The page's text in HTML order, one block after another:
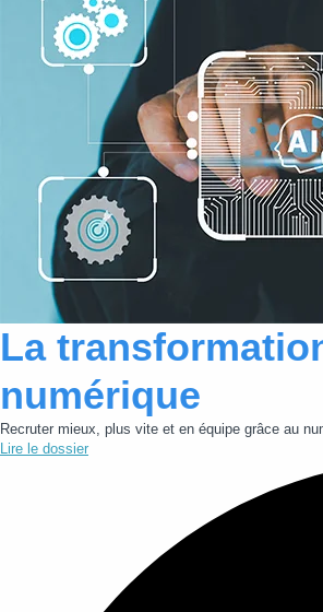
La
numérique
Recruter mieux, plus vite et en équipe grâce au
Lire le dossier